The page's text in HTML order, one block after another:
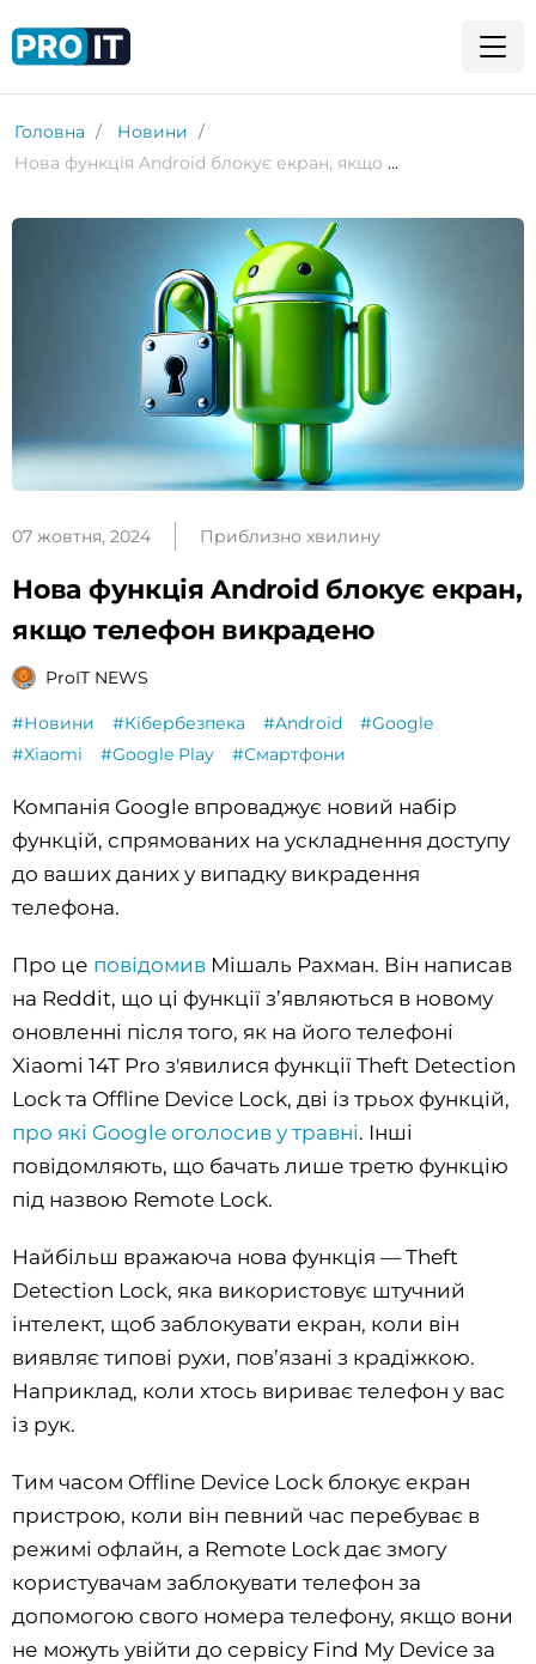
Головна
Новини
Нова функція Android блокує екран, якщо телефон викрадено
07 жовтня, 2024 Приблизно хвилину
Нова функція Android блокує екран,
якщо телефон викрадено
ProIT NEWS
#Новини #Кібербезпека #Android
#Google
#Xiaomi
#Google Play #Смартфони
Компанія Google впроваджує новий набір
функцій, спрямованих на ускладнення доступу
до ваших даних у випадку викрадення
телефона.
Про це повідомив Мішаль Рахман. Він написав
на Reddit, що ці функції з’являються в новому
оновленні після того, як на його телефоні
Xiaomi 14T Pro з'явилися функції Theft Detection
Lock та Offline Device Lock, дві із трьох функцій,
про які Google оголосив у травні. Інші
повідомляють, що бачать лише третю функцію
під назвою Remote Lock.
Найбільш вражаюча нова функція — Theft
Detection Lock, яка використовує штучний
інтелект, щоб заблокувати екран, коли він
виявляє типові рухи, пов’язані з крадіжкою.
Наприклад, коли хтось вириває телефон у вас
із рук.
Тим часом Offline Device Lock блокує екран
пристрою, коли він певний час перебуває в
режимі офлайн, а Remote Lock дає змогу
користувачам заблокувати телефон за
допомогою свого номера телефону, якщо вони
не можуть увійти до сервісу Find My Device за